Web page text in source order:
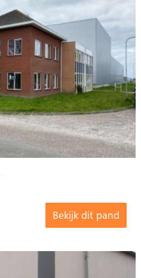
Bekijk dit pand